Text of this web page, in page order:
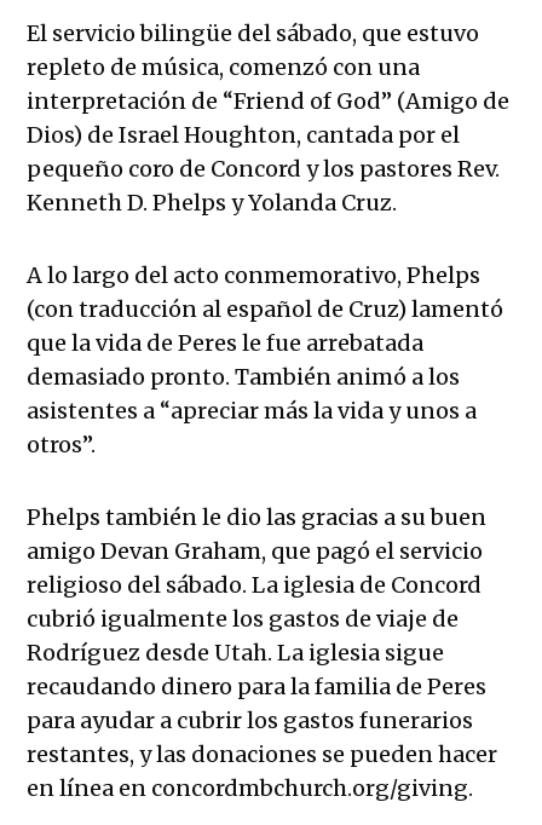
El servicio bilingüe del sábado, que estuvo
repleto de música, comenzó con una
interpretación de “Friend of God” (Amigo de
Dios) de Israel Houghton, cantada por el
pequeño coro de Concord y los pastores Rev.
Kenneth D. Phelps y Yolanda Cruz.
A lo largo del acto conmemorativo, Phelps
(con traducción al español de Cruz) lamentó
que la vida de Peres le fue arrebatada
demasiado pronto. También animó a los
asistentes a “apreciar más la vida y unos a
otros”.
Phelps también le dio las gracias a su buen
amigo Devan Graham, que pagó el servicio
religioso del sábado. La iglesia de Concord
cubrió igualmente los gastos de viaje de
Rodríguez desde Utah. La iglesia sigue
recaudando dinero para la familia de Peres
para ayudar a cubrir los gastos funerarios
restantes, y las donaciones se pueden hacer
en línea en concordmbchurch.org/giving.